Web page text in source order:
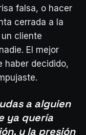
falsa, o hacer
cerrada a la
cliente
El mejor
haber decidido,
a alguien
ya quería
y la presión